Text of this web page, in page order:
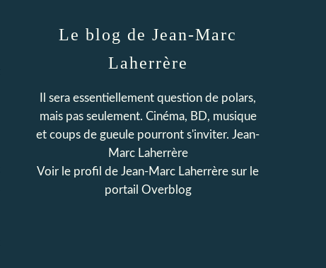
Le blog de Jean-Marc
Laherrère
Il sera essentiellement question de polars,
mais pas seulement. Cinéma, BD, musique
et coups de gueule pourront s'inviter. Jean-
Marc Laherrère
Voir le profil de Jean-Marc Laherrère sur le
portail Overblog